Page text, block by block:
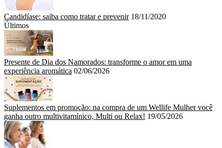
Candidíase: saiba como tratar e prevenir 18/11/2020
Últimos
Presente de Dia dos Namorados: transforme o amor em uma
experiência aromática 02/06/2026
Suplementos em promoção: na compra de um Wellife Mulher você
ganha outro multivitamínico, Multi ou Relax! 19/05/2026